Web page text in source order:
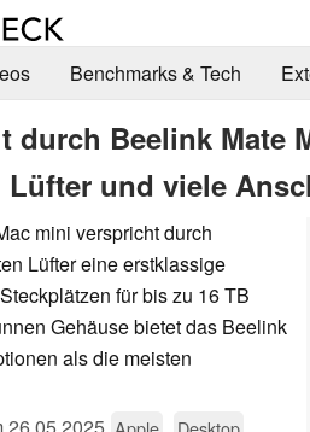
Benchmarks & Tech
durch Beelink Mate
Lüfter und viele
mini verspricht durch
Lüfter eine erstklassige
für bis zu 16 TB
Gehäuse bietet das Beelink
als die meisten